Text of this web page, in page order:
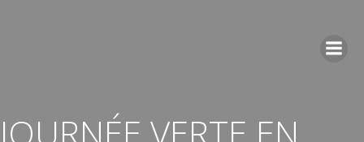
JOURNÉE VERTE EN